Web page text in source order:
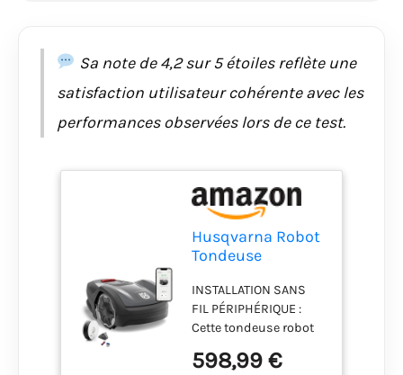
Sa note de 4,2 sur 5 étoiles reflète une
satisfaction utilisateur cohérente avec les
performances observées lors de ce test.
Husqvarna Robot
Tondeuse
Aspire R4 pour
400 m² I Batterie
INSTALLATION SANS
FIL PÉRIPHÉRIQUE :
Cette tondeuse robot
sans câble de
598,99 €